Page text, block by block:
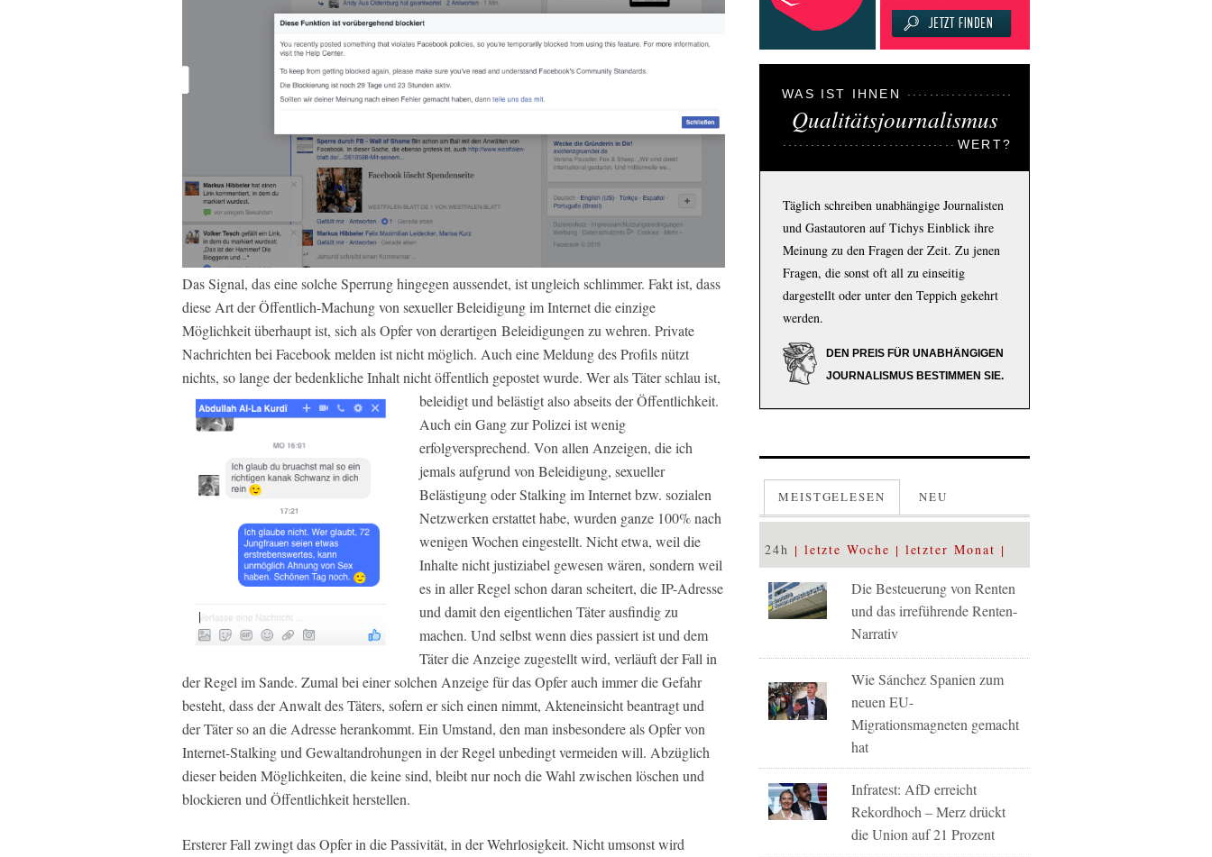
Das Signal, das eine solche Sperrung hingegen aussendet, ist ungleich schlimmer. Fakt ist, dass
diese Art der Öffentlich-Machung von sexueller Beleidigung im Internet die einzige
Möglichkeit überhaupt ist, sich als Opfer von derartigen Beleidigungen zu wehren. Private
Nachrichten bei Facebook melden ist nicht möglich. Auch eine Meldung des Profils nützt
nichts, so lange der bedenkliche Inhalt nicht öffentlich gepostet wurde. Wer als Täter schlau ist,
beleidigt und belästigt also abseits der Öffentlichkeit.
Auch ein Gang zur Polizei ist wenig
erfolgversprechend. Von allen Anzeigen, die ich
jemals aufgrund von Beleidigung, sexueller
Belästigung oder Stalking im Internet bzw. sozialen
Netzwerken erstattet habe, wurden ganze 100% nach
wenigen Wochen eingestellt. Nicht etwa, weil die
Inhalte nicht justiziabel gewesen wären, sondern weil
es in aller Regel schon daran scheitert, die IP-Adresse
und damit den eigentlichen Täter ausfindig zu
machen. Und selbst wenn dies passiert ist und dem
Täter die Anzeige zugestellt wird, verläuft der Fall in
der Regel im Sande. Zumal bei einer solchen Anzeige für das Opfer auch immer die Gefahr
besteht, dass der Anwalt des Täters, sofern er sich einen nimmt, Akteneinsicht beantragt und
der Täter so an die Adresse herankommt. Ein Umstand, den man insbesondere als Opfer von
Internet-Stalking und Gewaltandrohungen in der Regel unbedingt vermeiden will. Abzüglich
dieser beiden Möglichkeiten, die keine sind, bleibt nur noch die Wahl zwischen löschen und
blockieren und Öffentlichkeit herstellen.
Ersterer Fall zwingt das Opfer in die Passivität, in der Wehrlosigkeit. Nicht umsonst wird
WAS IST IHNEN
Qualitätsjournalismus
WERT?
Täglich schreiben unabhängige Journalisten
und Gastautoren auf Tichys Einblick ihre
Meinung zu den Fragen der Zeit. Zu jenen
Fragen, die sonst oft all zu einseitig
dargestellt oder unter den Teppich gekehrt
werden.
DEN PREIS FÜR UNABHÄNGIGEN
JOURNALISMUS BESTIMMEN SIE.
MEISTGELESEN NEU
24h letzte Woche letzter Monat
Die Besteuerung von Renten
und das irreführende Renten-
Narrativ
Wie Sánchez Spanien zum
neuen EU-
Migrationsmagneten gemacht
hat
Infratest: AfD erreicht
Rekordhoch – Merz drückt
die Union auf 21 Prozent